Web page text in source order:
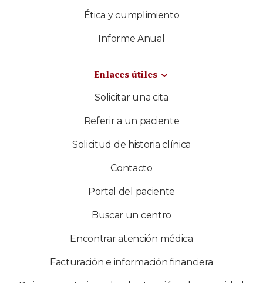
Ética y cumplimiento
Informe Anual
Enlaces útiles
Solicitar una cita
Referir a un paciente
Solicitud de historia clínica
Contacto
Portal del paciente
Buscar un centro
Encontrar atención médica
Facturación e información financiera